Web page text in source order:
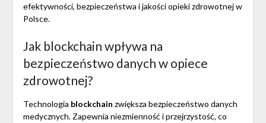
efektywności, bezpieczeństwa i jakości opieki zdrowotnej w
Polsce.
Jak blockchain wpływa na
bezpieczeństwo danych w opiece
zdrowotnej?
Technologia blockchain zwiększa bezpieczeństwo danych
medycznych. Zapewnia niezmienność i przejrzystość, co